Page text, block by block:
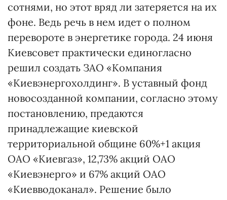
сотнями, но этот вряд ли затеряется на их
фоне. Ведь речь в нем идет о полном
перевороте в энергетике города. 24 июня
Киевсовет практически единогласно
решил создать ЗАО «Компания
«Киевэнергохолдинг». В уставный фонд
новосозданной компании, согласно этому
постановлению, предаются
принадлежащие киевской
территориальной общине 60%+1 акция
ОАО «Киевгаз», 12,73% акций ОАО
«Киевэнерго» и 67% акций ОАО
«Киевводоканал». Решение было